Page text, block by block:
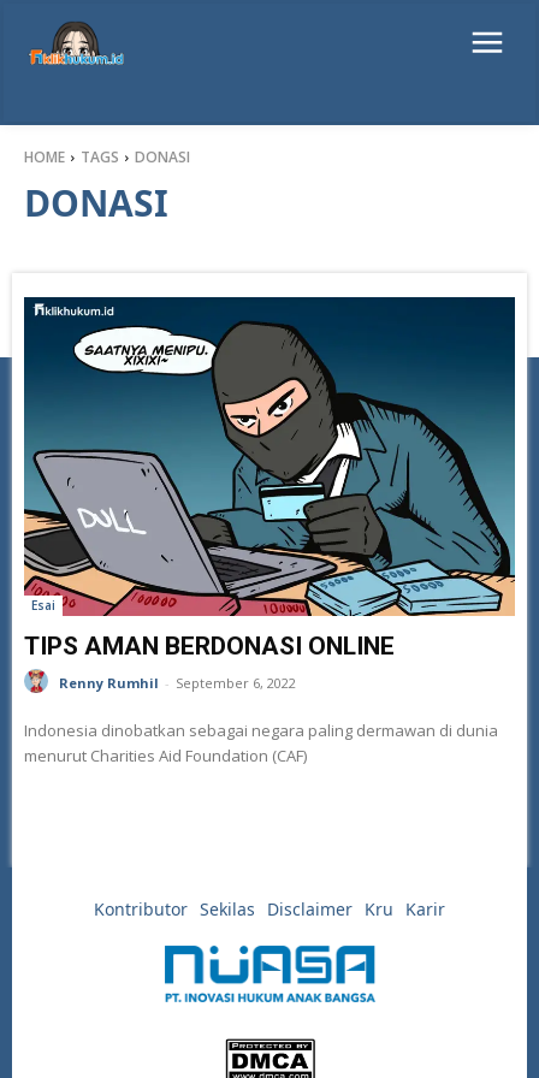
HOME TAGS DONASI
DONASI
Esai
TIPS AMAN BERDONASI ONLINE
Renny Rumhil - September 6, 2022
Indonesia dinobatkan sebagai negara paling dermawan di dunia
menurut Charities Aid Foundation (CAF)
Kontributor Sekilas Disclaimer Kru Karir